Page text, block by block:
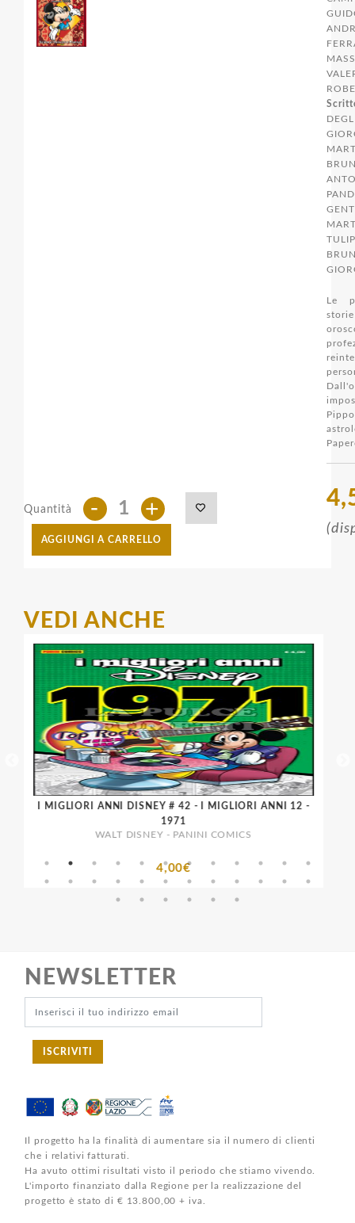
Le
Quantità - +
AGGIUNGI A CARRELLO
VEDI ANCHE
I MIGLIORI ANNI DISNEY # 42 - I MIGLIORI ANNI 12 -
1971
WALT DISNEY - PANINI COMICS
4,00€
NEWSLETTER
ISCRIVITI
Il progetto ha la finalità di aumentare sia il numero di clienti
che i relativi fatturati.
Ha avuto ottimi risultati visto il periodo che stiamo vivendo.
L'importo finanziato dalla Regione per la realizzazione del
progetto è stato di € 13.800,00 + iva.